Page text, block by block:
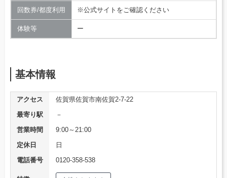
回数券/都度利用 ※公式サイトをご確認ください
体験等 ー
基本情報
アクセス
佐賀県佐賀市南佐賀2-7-22
最寄り駅
－
営業時間
9:00～21:00
定休日
日
電話番号
0120-358-538